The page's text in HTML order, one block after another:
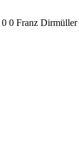
0 0 Franz Dirmüller